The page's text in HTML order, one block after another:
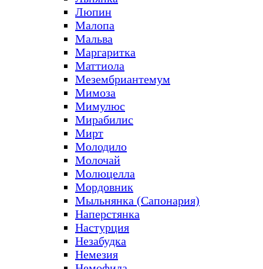
Люпин
Малопа
Мальва
Маргаритка
Маттиола
Мезембриантемум
Мимоза
Мимулюс
Мирабилис
Мирт
Молодило
Молочай
Молюцелла
Мордовник
Мыльнянка (Сапонария)
Наперстянка
Настурция
Незабудка
Немезия